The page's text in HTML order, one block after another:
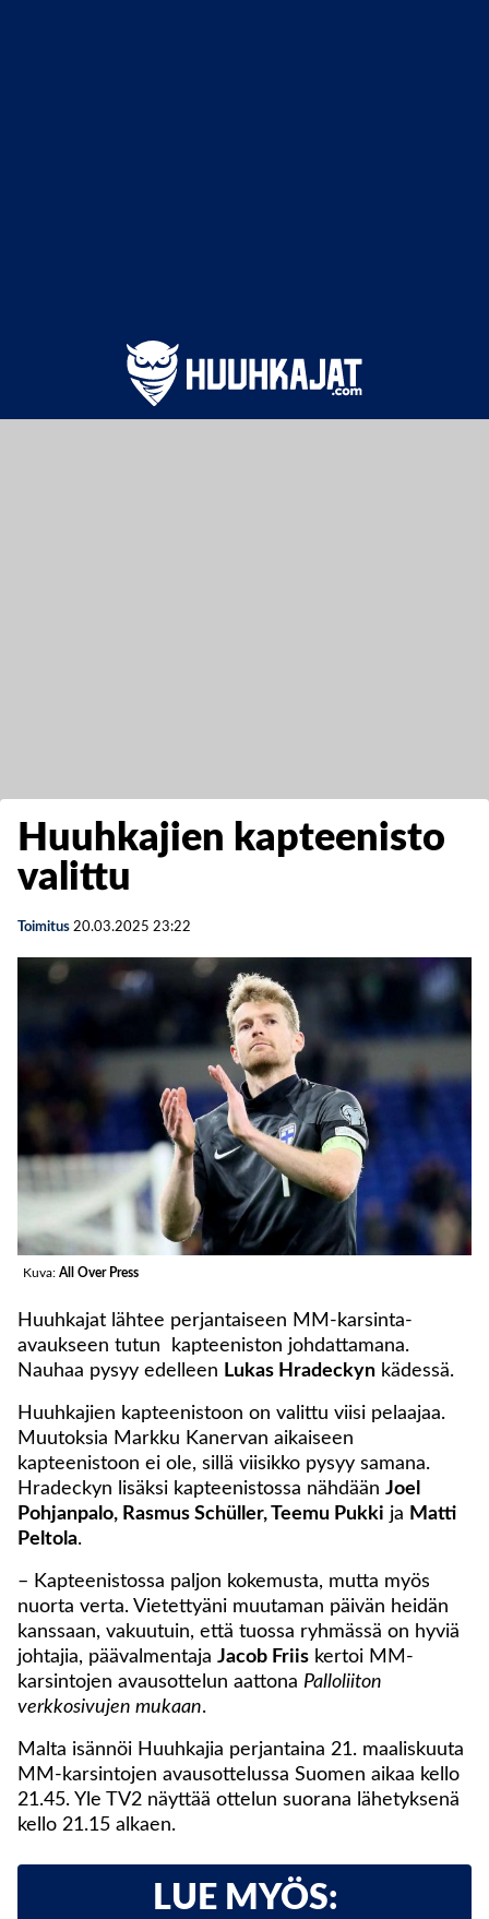
Huuhkajien kapteenisto
valittu
Toimitus 20.03.2025 23:22
Kuva: All Over Press
Huuhkajat lähtee perjantaiseen MM-karsinta-
avaukseen tutun kapteeniston johdattamana.
Nauhaa pysyy edelleen Lukas Hradeckyn kädessä.
Huuhkajien kapteenistoon on valittu viisi pelaajaa.
Muutoksia Markku Kanervan aikaiseen
kapteenistoon ei ole, sillä viisikko pysyy samana.
Hradeckyn lisäksi kapteenistossa nähdään Joel
Pohjanpalo, Rasmus Schüller, Teemu Pukki ja Matti
Peltola.
– Kapteenistossa paljon kokemusta, mutta myös
nuorta verta. Vietettyäni muutaman päivän heidän
kanssaan, vakuutuin, että tuossa ryhmässä on hyviä
johtajia, päävalmentaja Jacob Friis kertoi MM-
karsintojen avausottelun aattona Palloliiton
verkkosivujen mukaan.
Malta isännöi Huuhkajia perjantaina 21. maaliskuuta
MM-karsintojen avausottelussa Suomen aikaa kello
21.45. Yle TV2 näyttää ottelun suorana lähetyksenä
kello 21.15 alkaen.
LUE MYÖS: